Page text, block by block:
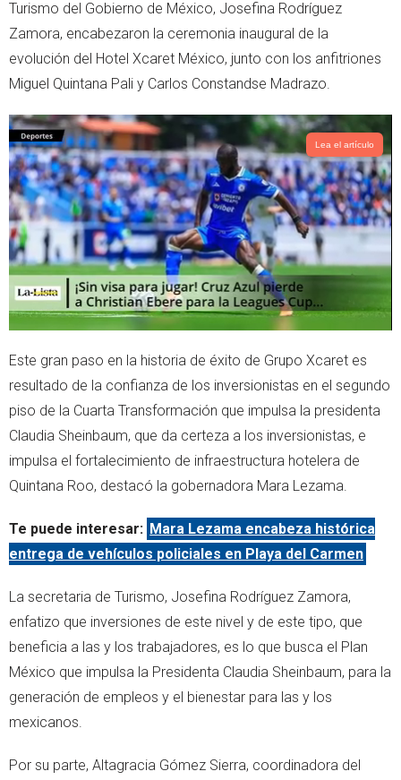
t
r
s
p
p
Turismo del Gobierno de México, Josefina Rodríguez
Zamora, encabezaron la ceremonia inaugural de la
evolución del Hotel Xcaret México, junto con los anfitriones
Miguel Quintana Pali y Carlos Constandse Madrazo.
Lea el artículo
Este gran paso en la historia de éxito de Grupo Xcaret es
resultado de la confianza de los inversionistas en el segundo
piso de la Cuarta Transformación que impulsa la presidenta
Claudia Sheinbaum, que da certeza a los inversionistas, e
impulsa el fortalecimiento de infraestructura hotelera de
Quintana Roo, destacó la gobernadora Mara Lezama.
Te puede interesar: Mara Lezama encabeza histórica
entrega de vehículos policiales en Playa del Carmen
La secretaria de Turismo, Josefina Rodríguez Zamora,
enfatizo que inversiones de este nivel y de este tipo, que
beneficia a las y los trabajadores, es lo que busca el Plan
México que impulsa la Presidenta Claudia Sheinbaum, para la
generación de empleos y el bienestar para las y los
mexicanos.
Por su parte, Altagracia Gómez Sierra, coordinadora del